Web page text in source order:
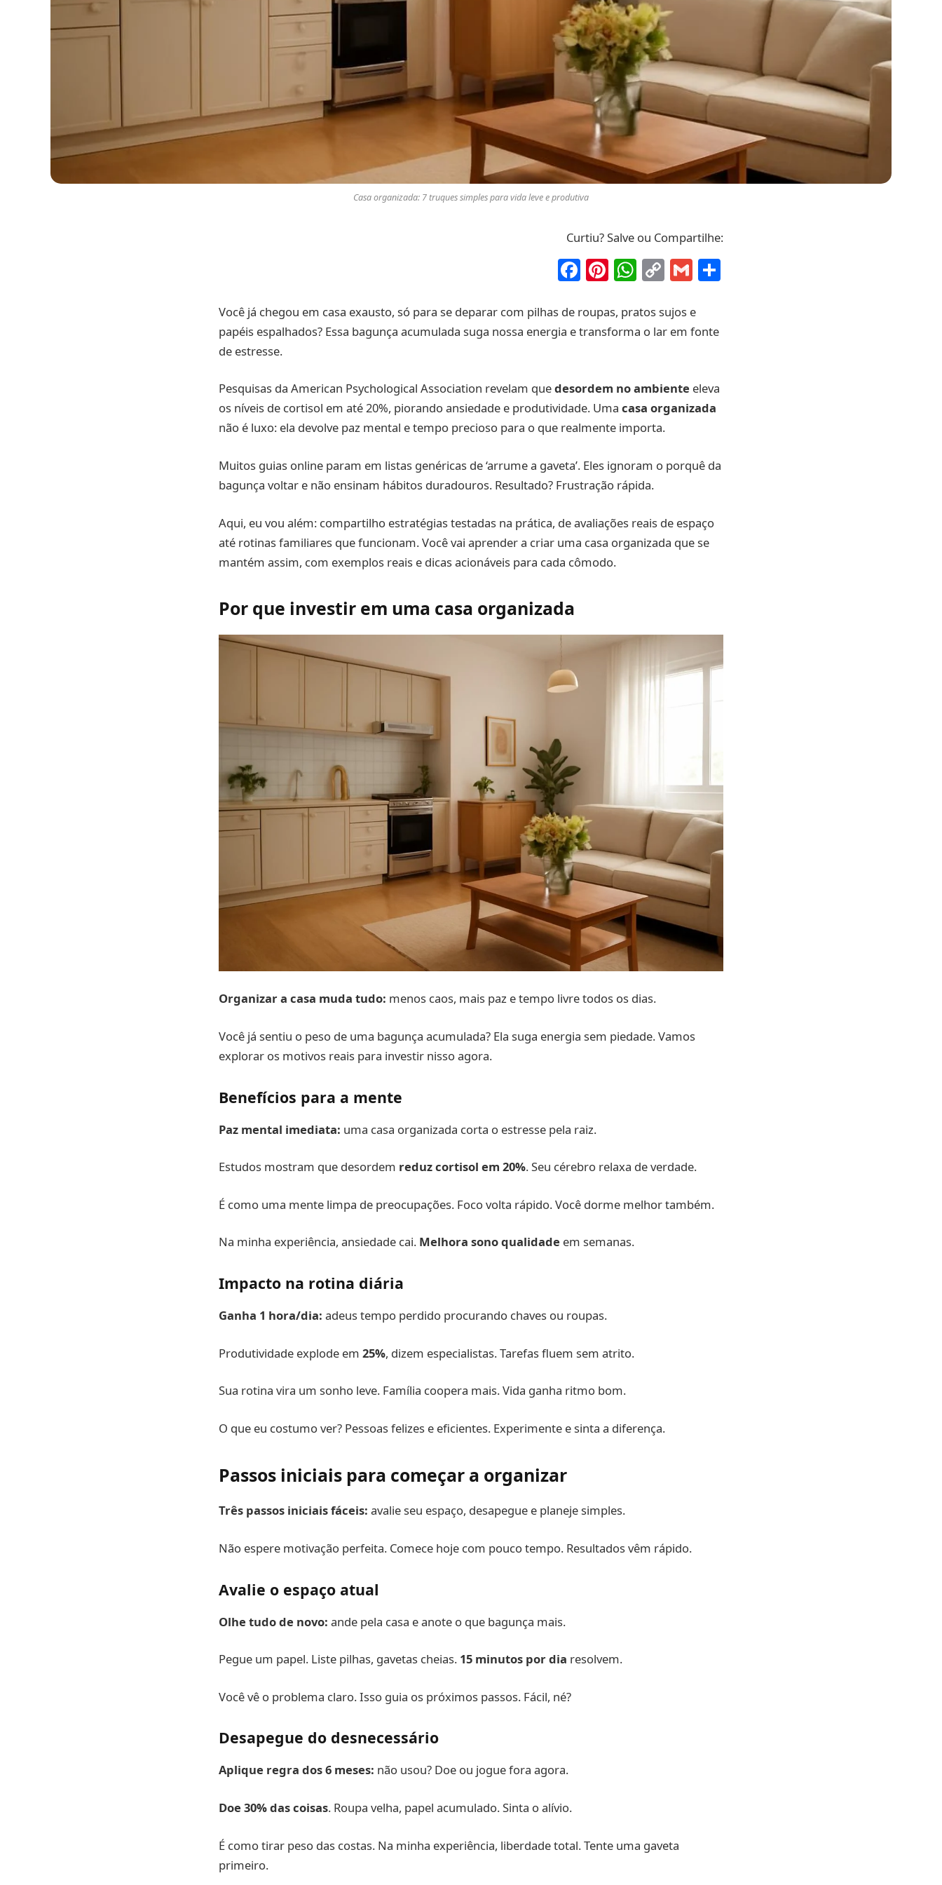
Casa organizada: 7 truques simples para vida leve e produtiva
Curtiu? Salve ou Compartilhe:
Facebook
Pinterest
WhatsApp
CopyGmail
Você já chegou em casa exausto, só para se deparar com pilhas de roupas, pratos sujos e
papéis espalhados? Essa bagunça acumulada suga nossa energia e transforma o lar em fonte
de estresse.
Pesquisas da American Psychological Association revelam quedesordem no ambiente eleva
os níveis de cortisol em até 20%, piorando ansiedade e produtividade. Uma casa organizada
não é luxo: ela devolve paz mental e tempo precioso para o que realmente importa.
Muitos guias online param em listas genéricas de ‘arrume a gaveta’. Eles ignoram o porquê da
bagunça voltar e não ensinam hábitos duradouros. Resultado? Frustração rápida.
Aqui, eu vou além: compartilho estratégias testadas na prática, de avaliações reais de espaço
até rotinas familiares que funcionam. Você vai aprender a criar uma casa organizada que se
mantém assim, com exemplos reais e dicas acionáveis para cada cômodo.
Por que investir em uma casa organizada
Organizar a casa muda tudo: menos caos, mais paz e tempo livre todos os dias.
Você já sentiu o peso de uma bagunça acumulada? Ela suga energia sem piedade. Vamos
explorar os motivos reais para investir nisso agora.
Benefícios para a mente
Paz mental imediata: uma casa organizada corta o estresse pela raiz.
Estudos mostram que desordem reduz cortisol em 20%. Seu cérebro relaxa de verdade.
É como uma mente limpa de preocupações. Foco volta rápido. Você dorme melhor também.
Na minha experiência, ansiedade cai. Melhora sono qualidade em semanas.
Impacto na rotina diária
Ganha 1 hora/dia: adeus tempo perdido procurando chaves ou roupas.
Produtividade explode em 25%, dizem especialistas. Tarefas fluem sem atrito.
Sua rotina vira um sonho leve. Família coopera mais. Vida ganha ritmo bom.
O que eu costumo ver? Pessoas felizes e eficientes. Experimente e sinta a diferença.
Passos iniciais para começar a organizar
Três passos iniciais fáceis: avalie seu espaço, desapegue e planeje simples.
Não espere motivação perfeita. Comece hoje com pouco tempo. Resultados vêm rápido.
Avalie o espaço atual
Olhe tudo de novo: ande pela casa e anote o que bagunça mais.
Pegue um papel. Liste pilhas, gavetas cheias. 15 minutos por dia resolvem.
Você vê o problema claro. Isso guia os próximos passos. Fácil, né?
Desapegue do desnecessário
Aplique regra dos 6 meses: não usou? Doe ou jogue fora agora.
Doe 30% das coisas. Roupa velha, papel acumulado. Sinta o alívio.
É como tirar peso das costas. Na minha experiência, liberdade total. Tente uma gaveta
primeiro.